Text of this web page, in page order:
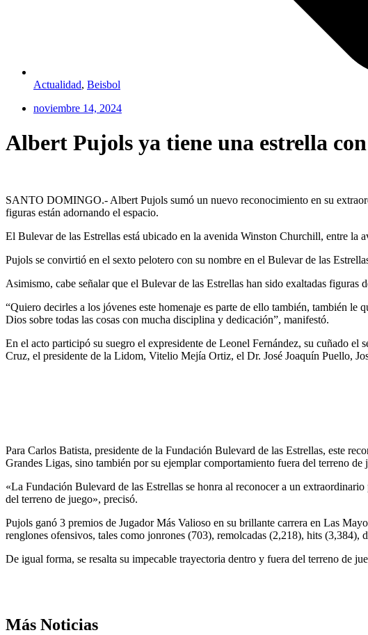
Actualidad, Beisbol
noviembre 14, 2024
Albert Pujols ya tiene una estrella
SANTO DOMINGO.- Albert Pujols sumó un nuevo reconocimiento en su
figuras están adornando el espacio.
El Bulevar de las Estrellas está ubicado en la avenida Winston Churchill, entre la
Pujols se convirtió en el sexto pelotero con su nombre en el Bulevar de las
Asimismo, cabe señalar que el Bulevar de las Estrellas han sido exaltadas
“Quiero decirles a los jóvenes este homenaje es parte de ello también, también
Dios sobre todas las cosas con mucha disciplina y dedicación”, manifestó.
En el acto participó su suegro el expresidente de Leonel Fernández, su cuñado
Cruz, el presidente de la Lidom, Vitelio Mejía Ortiz, el Dr. José Joaquín Puello,
Para Carlos Batista, presidente de la Fundación Bulevard de las Estrellas, este
Grandes Ligas, sino también por su ejemplar comportamiento fuera del terreno de
«La Fundación Bulevard de las Estrellas se honra al reconocer a un
del terreno de juego», precisó.
Pujols ganó 3 premios de Jugador Más Valioso en su brillante carrera en Las
renglones ofensivos, tales como jonrones (703), remolcadas (2,218), hits (3,384),
De igual forma, se resalta su impecable trayectoria dentro y fuera del terreno de
Más Noticias